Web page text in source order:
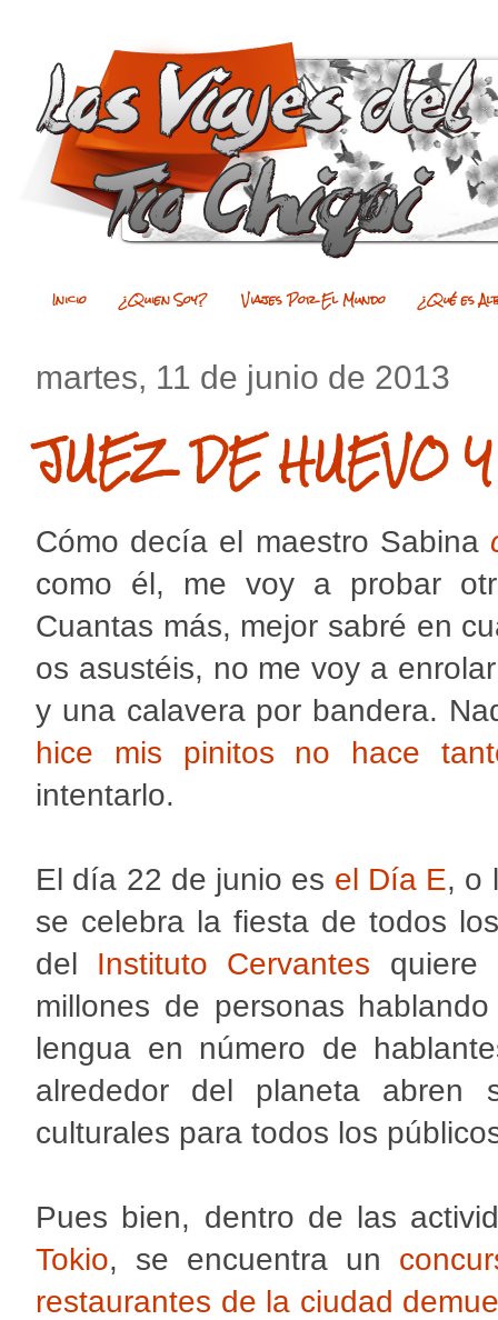
Inicio ¿Quien Soy? Viajes Por El Mundo ¿Qué es
martes, 11 de junio de 2013
JUEZ DE HUEVO Y
Cómo decía el maestro Sabina
como él, me voy a probar
Cuantas más, mejor sabré en
os asustéis, no me voy a
y una calavera por bandera.
hice mis pinitos no hace
intentarlo.
El día 22 de junio es el Día E, o
se celebra la fiesta de todos
del Instituto Cervantes quiere
millones de personas
lengua en número de
alrededor del planeta abren
culturales para todos los
Pues bien, dentro de las
Tokio, se encuentra un
restaurantes de la ciudad